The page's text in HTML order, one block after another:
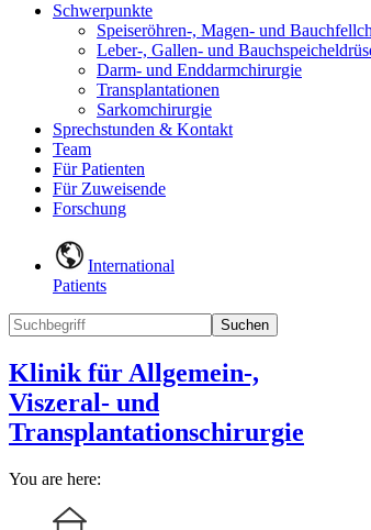
Schwerpunkte
Speiseröhren-, Magen- und
Leber-, Gallen- und
Darm- und Enddarmchirurgie
Transplantationen
Sarkomchirurgie
Sprechstunden & Kontakt
Team
Für Patienten
Für Zuweisende
Forschung
International
Patients
Suchen
Klinik für Allgemein-,
Viszeral- und
Transplantationschirurgie
You are here: